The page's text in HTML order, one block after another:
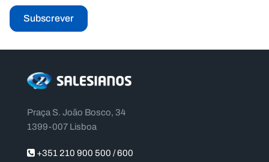
Subscrever
Praça S. João Bosco, 34
1399-007 Lisboa
+351 210 900 500 / 600